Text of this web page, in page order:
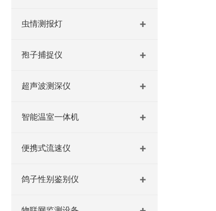
虫情测报灯
孢子捕捉仪
超声波测深仪
智能温室一体机
便携式流速仪
鸽子性别鉴别仪